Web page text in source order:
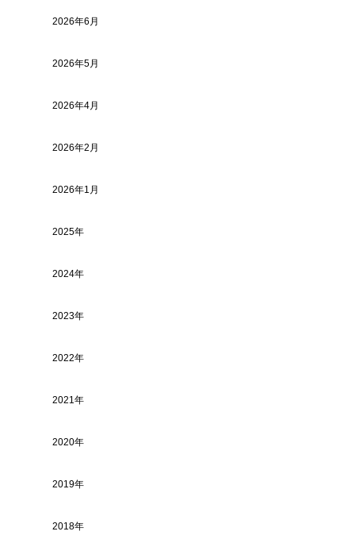
2026年6月
2026年5月
2026年4月
2026年2月
2026年1月
2025年
2024年
2023年
2022年
2021年
2020年
2019年
2018年